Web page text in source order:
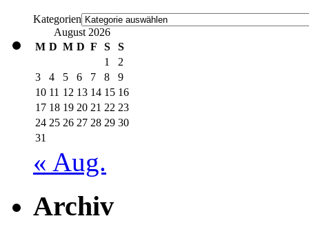
Kategorien
August 2026
M D M D F S
S
1
2
3
4 5 6 7 8
9
10 11 12 13 14 15 16
17 18 19 20 21 22 23
24 25 26 27 28 29 30
31
« Aug.
Archiv